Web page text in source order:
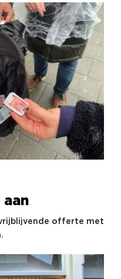
offerte met